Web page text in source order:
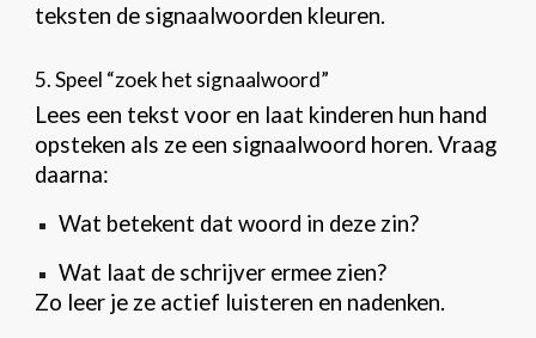
teksten de signaalwoorden kleuren.
5. Speel “zoek het signaalwoord”
Lees een tekst voor en laat kinderen hun hand
opsteken als ze een signaalwoord horen. Vraag
daarna:
Wat betekent dat woord in deze zin?
Wat laat de schrijver ermee zien?
Zo leer je ze actief luisteren en nadenken.